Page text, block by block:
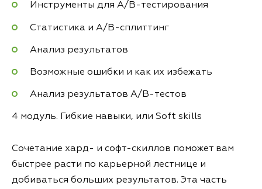
Инструменты для А/B-тестирования
Статистика и А/B-сплиттинг
Анализ результатов
Возможные ошибки и как их избежать
Анализ результатов А/B-тестов
4 модуль. Гибкие навыки, или Soft skills
Сочетание хард- и софт-скиллов поможет вам
быстрее расти по карьерной лестнице и
добиваться больших результатов. Эта часть